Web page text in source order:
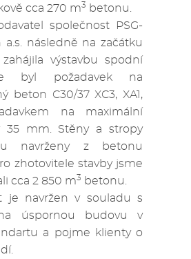
cca 270 m3 betonu.
společnost PSG-
a.s. následně na začátku
zahájila výstavbu spodní
byl požadavek na
beton C30/37 XC3, XA1,
na maximální
35 mm. Stěny a stropy
navrženy z betonu
zhotovitele stavby jsme
cca 2 850 m3 betonu.
je navržen v souladu s
úspornou budovu v
a pojme klienty o